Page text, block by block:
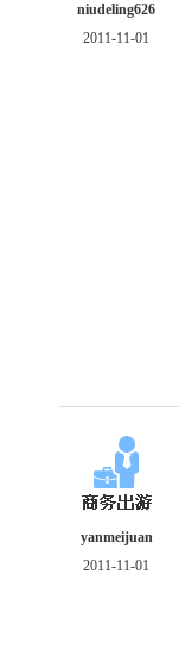
niudeling626
2011-11-01
yanmeijuan
2011-11-01